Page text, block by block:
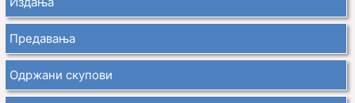
Предавања
Одржани скупови